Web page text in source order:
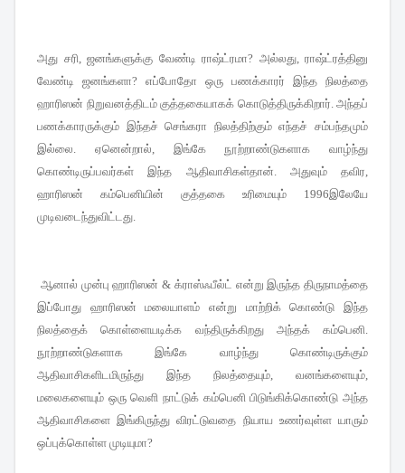
அது சரி ஜனங்களுக்கு வேண்டி ராஷ்ட்ரமா? அல்லது, ராஷ்ட்ரத்தினு
வேண்டி ஜனங்களா? எப்போதோ ஒரு பணக்காரர் இந்த நிலத்தை
ஹாரிஸன் நிறுவனத்திடம் குத்தகையாகக் கொடுத்திருக்கிறார் அந்தப்
பணக்காரருக்கும் இந்தச் செங்கரா நிலத்திற்கும் எந்தச் சம்பந்தமும்
இல்லை
ஏனென்றால்
இங்கே நூற்றாண்டுகளாக வாழ்ந்து
கொண்டிருப்பவர்கள் இந்த ஆதிவாசிகள்தான்
அதுவும் தவிர
ஹாரிஸன் கம்பெனியின் குத்தகை உரிமையும் 1996இலேயே
முடிவடைந்துவிட்டது
ஆனால் முன்பு ஹாரிஸன் & க்ராஸ்ஃபீல்ட் என்று இருந்த திருநாமத்தை
இப்போது ஹாரிஸன் மலையாளம் என்று மாற்றிக் கொண்டு இந்த
நிலத்தைக் கொள்ளையடிக்க வந்திருக்கிறது அந்தக் கம்பெனி
நூற்றாண்டுகளாக இங்கே வாழ்ந்து கொண்டிருக்கும்
ஆதிவாசிகளிடமிருந்து இந்த நிலத்தையும்
வனங்களையும்
மலைகளையும் ஒரு வெளி நாட்டுக் கம்பெனி பிடுங்கிக்கொண்டு அந்த
ஆதிவாசிகளை இங்கிருந்து விரட்டுவதை நியாய உணர்வுள்ள யாரும்
ஒப்புக்கொள்ள முடியுமா?